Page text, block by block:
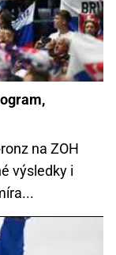
na ZOH
výsledky i